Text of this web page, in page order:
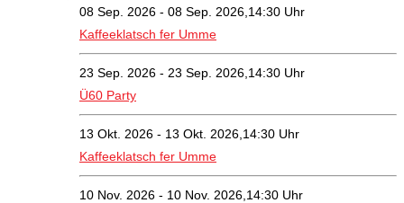
08 Sep. 2026 - 08 Sep. 2026,14:30 Uhr
Kaffeeklatsch fer Umme
23 Sep. 2026 - 23 Sep. 2026,14:30 Uhr
Ü60 Party
13 Okt. 2026 - 13 Okt. 2026,14:30 Uhr
Kaffeeklatsch fer Umme
10 Nov. 2026 - 10 Nov. 2026,14:30 Uhr